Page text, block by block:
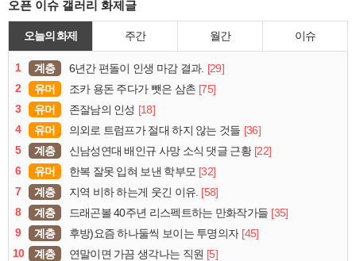
오픈 이슈 갤러리 화제글
오늘의 화제 주간 월간 이슈
1 계층 6년간 편돌이 인생 마감 결과. [29]
2
유머 조카 용돈 주다가 뺏은 삼촌 [75]
3
유머 존잘남의 인성 [18]
4
유머 의외로 트럼프가 절대 하지 않는 것들 [36]
5
계층 신남성연대 배인규 사망 소식 댓글 근황 [22]
6
유머 한복 잘못 입혀 보낸 학부모 [32]
7
계층 지역 비하 하는게 웃긴 이유. [58]
8
계층 드래곤볼 40주년 리스펙트하는 만화작가들 [35]
9
계층 후방)요즘 하나둘씩 보이는 투명의자 [45]
10
계층 연말이면 가끔 생각나는 직원 [5]